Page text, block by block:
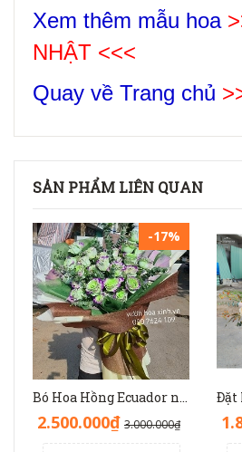
Xem thêm mẫu hoa
NHẬT <<<
Quay về Trang chủ
SẢN PHẨM LIÊN QUAN
-17%
Bó Hoa Hồng Ecuador nhập độc lạ sinh nhật - HB1141
2.500.000₫ 3.000.000₫